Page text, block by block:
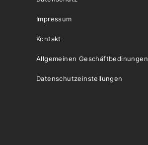
Impressum
Kontakt
Allgemeinen Geschäftbedinungen
Datenschutzeinstellungen